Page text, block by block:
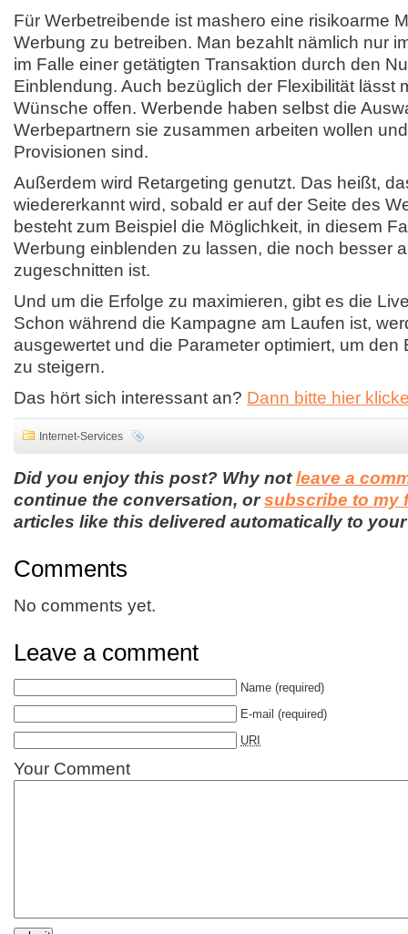
Für Werbetreibende ist mashero eine risikoarme
Werbung zu betreiben. Man bezahlt nämlich nur
im Falle einer getätigten Transaktion durch den
Einblendung. Auch bezüglich der Flexibilität lässt
Wünsche offen. Werbende haben selbst die
Werbepartnern sie zusammen arbeiten wollen
Provisionen sind.
Außerdem wird Retargeting genutzt. Das heißt,
wiedererkannt wird, sobald er auf der Seite des
besteht zum Beispiel die Möglichkeit, in diesem
Werbung einblenden zu lassen, die noch besser
zugeschnitten ist.
Und um die Erfolge zu maximieren, gibt es die
Schon während die Kampagne am Laufen ist,
ausgewertet und die Parameter optimiert, um den
zu steigern.
Das hört sich interessant an? Dann bitte hier
Internet-Services
Did you enjoy this post? Why notleave a
continue the conversation, orsubscribe to my
articles like this delivered automatically to your
Comments
No comments yet.
Leave a comment
Name (required)
E-mail (required)
URI
Your Comment